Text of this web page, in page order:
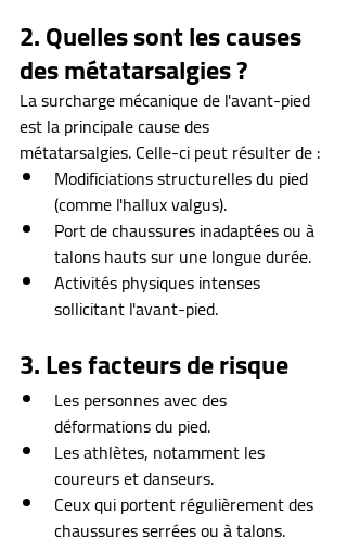
2. Quelles sont les causes
des métatarsalgies ?
La surcharge mécanique de l'avant-pied
est la principale cause des
métatarsalgies. Celle-ci peut résulter de :
Modificiations structurelles du pied
(comme l'hallux valgus).
Port de chaussures inadaptées ou à
talons hauts sur une longue durée.
Activités physiques intenses
sollicitant l'avant-pied.
3. Les facteurs de risque
Les personnes avec des
déformations du pied.
Les athlètes, notamment les
coureurs et danseurs.
Ceux qui portent régulièrement des
chaussures serrées ou à talons.